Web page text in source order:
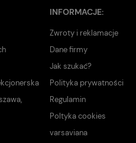
INFORMACJE:
Zwroty i reklamacje
Dane firmy
Jak szukać?
Polityka prywatności
Regulamin
Poltyka cookies
varsaviana